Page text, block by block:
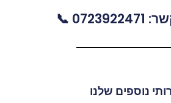
📞
נוספים שלנו